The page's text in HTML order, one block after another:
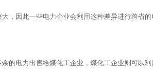
因此一些电力企业会利用这种差异进行跨省
电力出售给煤化工企业，煤化工企业则可以利